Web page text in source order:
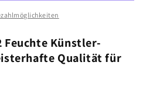
Feuchte Künstler-
Qualität für